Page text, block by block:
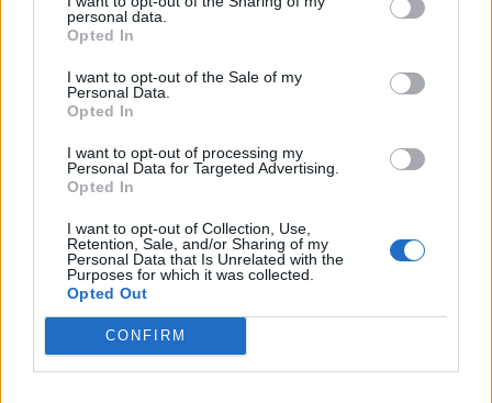
personal data.
Opted In
I want to opt-out of the Sale of my
Personal Data.
Opted In
I want to opt-out of processing my
Personal Data for Targeted Advertising.
Opted In
I want to opt-out of Collection, Use,
Retention, Sale, and/or Sharing of my
Personal Data that Is Unrelated with the
Purposes for which it was collected.
Opted Out
CONFIRM
ΔΕΙΤΕ ΑΚΟΜΑ
ΠΕΡΙΣΣΟΤΕΡΑ ΣΤΟ